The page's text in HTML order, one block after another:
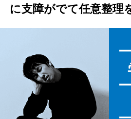
に支障がでて任意整理